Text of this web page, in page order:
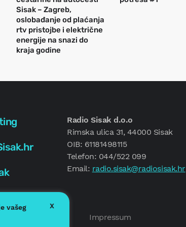
Sisak – Zagreb,
oslobađanje od plaćanja
rtv pristojbe i električne
energije na snazi do
kraja godine
Radio Sisak d.o.o
Rimska ulica 31, 44000 Sisak
OIB: 61181498115
Telefon: 044/522 099
Email: radio.sisak@radiosisak.hr
Impressum
vašeg
X